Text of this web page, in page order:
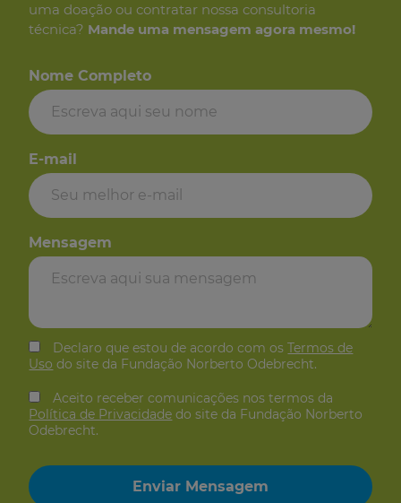
uma doação ou contratar nossa consultoria
técnica? Mande uma mensagemagora mesmo!
Nome Completo
E-mail
Mensagem
Declaro que estou de acordo com osTermos de
Uso do site da Fundação Norberto Odebrecht.
Aceito receber comunicações nos termos da
Política de Privacidade do site da Fundação Norberto
Odebrecht.